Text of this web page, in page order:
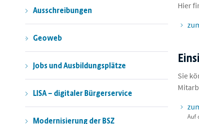
Ausschreibungen
Geoweb
Jobs und Ausbildungsplätze
LISA – digitaler Bürgerservice
Modernisierung der BSZ
Hier
Sie
Auf